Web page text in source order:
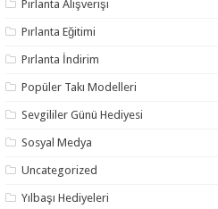
Pırlanta Alışverişi
Pırlanta Eğitimi
Pırlanta İndirim
Popüler Takı Modelleri
Sevgililer Günü Hediyesi
Sosyal Medya
Uncategorized
Yılbaşı Hediyeleri